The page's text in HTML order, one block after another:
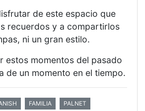
de este espacio que
recuerdos y a compartirlos
ni un gran estilo.
estos momentos del pasado
de un momento en el tiempo.
FAMILIA
PALNET